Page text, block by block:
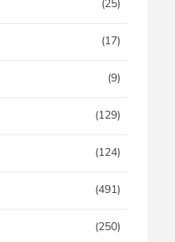
(25)
(17)
(9)
(129)
(124)
(491)
(250)